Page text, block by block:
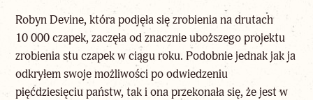
Robyn Devine, która podjęła się zrobienia na drutach
10 000 czapek, zaczęła od znacznie uboższego projektu
zrobienia stu czapek w ciągu roku. Podobnie jednak jak ja
odkryłem swoje możliwości po odwiedzeniu
pięćdziesięciu państw, tak i ona przekonała się, że jest w